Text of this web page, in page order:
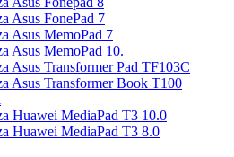
Asus FonePad 7
Asus MemoPad 7
Asus MemoPad 10.
Asus Transformer Pad TF103C
Asus Transformer Book T100
Huawei MediaPad T3 10.0
Huawei MediaPad T3 8.0